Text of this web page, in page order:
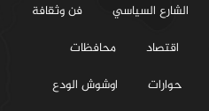
الشارع السياسي
فن وثقافة
اقتصاد
محافظات
حوارات
اوشوش الودع